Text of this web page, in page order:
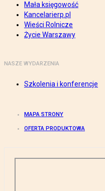
Mała księgowość
Kancelarierp.pl
Wieści Rolnicze
Życie Warszawy
NASZE WYDARZENIA
Szkolenia i konferencje
MAPA STRONY
OFERTA PRODUKTOWA